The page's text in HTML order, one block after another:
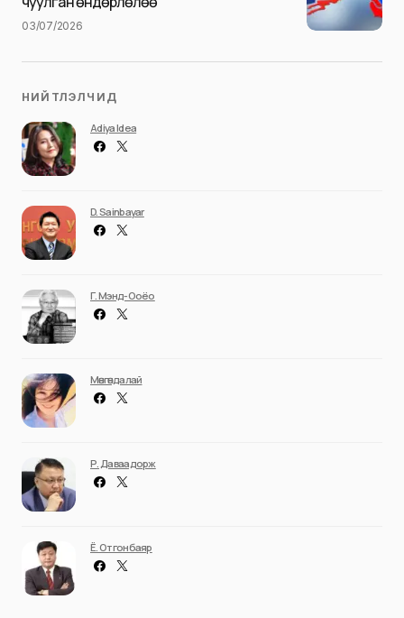
03/07/2026
НИЙТЛЭЛЧИД
Adiya Idea
D. Sainbayar
Г. Мэнд-Ооёо
Мөнгөндалай
Р. Даваадорж
Ё. Отгонбаяр